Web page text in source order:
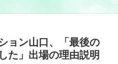
ョン山口、「最後の
た」出場の理由説明